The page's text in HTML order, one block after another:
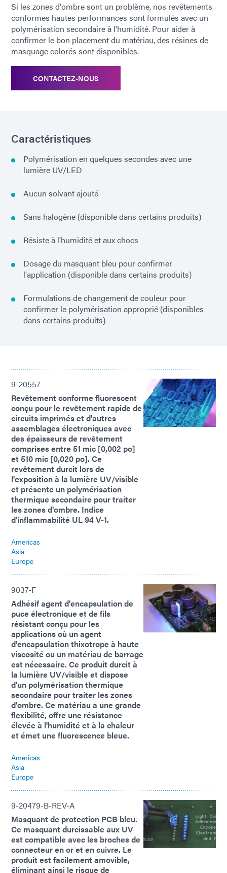
Si les zones d'ombre sont un problème, nos revêtements
conformes hautes performances sont formulés avec un
polymérisation secondaire à l'humidité. Pour aider à
confirmer le bon placement du matériau, des résines de
masquage colorés sont disponibles.
CONTACTEZ-NOUS
Caractéristiques
Polymérisation en quelques secondes avec une
lumière UV/LED
Aucun solvant ajouté
Sans halogène (disponible dans certains produits)
Résiste à l'humidité et aux chocs
Dosage du masquant bleu pour confirmer
l'application (disponible dans certains produits)
Formulations de changement de couleur pour
confirmer le polymérisation approprié (disponibles
dans certains produits)
9-20557
Revêtement conforme fluorescent
conçu pour le revêtement rapide de
circuits imprimés et d'autres
assemblages électroniques avec
des épaisseurs de revêtement
comprises entre 51 mic [0,002 po]
et 510 mic [0,020 po]. Ce
revêtement durcit lors de
l'exposition à la lumière UV/visible
et présente un polymérisation
thermique secondaire pour traiter
les zones d'ombre. Indice
d'inflammabilité UL 94 V-1.
Americas
Asia
Europe
9037-F
Adhésif agent d'encapsulation de
puce électronique et de fils
résistant conçu pour les
applications où un agent
d'encapsulation thixotrope à haute
viscosité ou un matériau de barrage
est nécessaire. Ce produit durcit à
la lumière UV/visible et dispose
d'un polymérisation thermique
secondaire pour traiter les zones
d'ombre. Ce matériau a une grande
flexibilité, offre une résistance
élevée à l'humidité et à la chaleur
et émet une fluorescence bleue.
Americas
Asia
Europe
9-20479-B-REV-A
Masquant de protection PCB bleu.
Ce masquant durcissable aux UV
est compatible avec les broches de
connecteur en or et en cuivre. Le
produit est facilement amovible,
éliminant ainsi le risque de